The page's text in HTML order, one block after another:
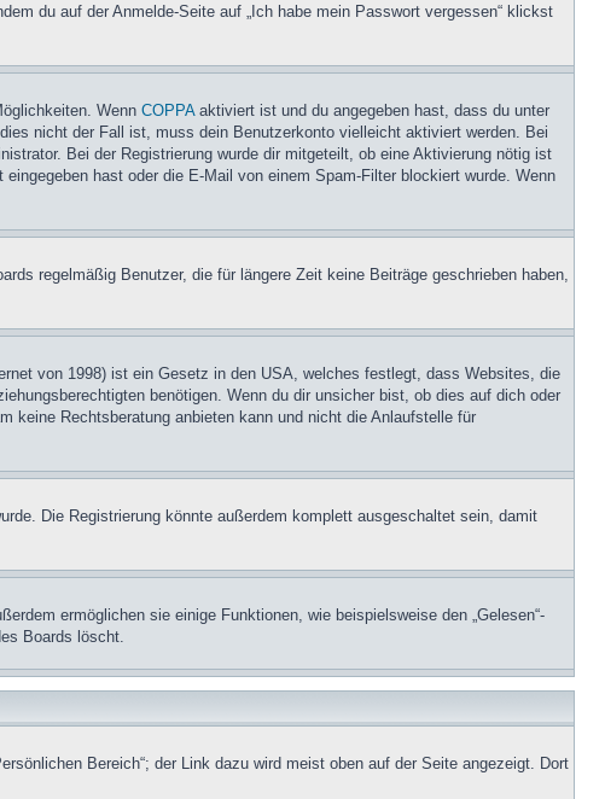
du auf der Anmelde-Seite auf „Ich habe mein Passwort vergessen“ klickst
Wenn COPPAaktiviert ist und du angegeben hast, dass du unter
nicht der Fall ist, muss dein Benutzerkonto vielleicht aktiviert werden. Bei
Bei der Registrierung wurde dir mitgeteilt, ob eine Aktivierung nötig ist
hast oder die E-Mail von einem Spam-Filter blockiert wurde. Wenn
regelmäßig Benutzer, die für längere Zeit keine Beiträge geschrieben haben,
von 1998) ist ein Gesetz in den USA, welches festlegt, dass Websites, die
benötigen. Wenn du dir unsicher bist, ob dies auf dich oder
keine Rechtsberatung anbieten kann und nicht die Anlaufstelle für
Die Registrierung könnte außerdem komplett ausgeschaltet sein, damit
ermöglichen sie einige Funktionen, wie beispielsweise den „Gelesen“-
Boards löscht.
Bereich“; der Link dazu wird meist oben auf der Seite angezeigt. Dort